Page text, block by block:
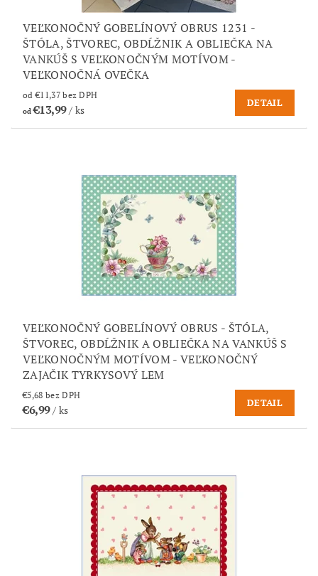
VEĽKONOČNÝ GOBELÍNOVÝ OBRUS 1231 -
ŠTÓLA, ŠTVOREC, OBDĹŽNIK A OBLIEČKA NA
VANKÚŠ S VEĽKONOČNÝM MOTÍVOM -
VEĽKONOČNÁ OVEČKA
od €11,37 bez DPH
od€13,99/ ks
DETAIL
VEĽKONOČNÝ GOBELÍNOVÝ OBRUS - ŠTÓLA,
ŠTVOREC, OBDĹŽNIK A OBLIEČKA NA VANKÚŠ S
VEĽKONOČNÝM MOTÍVOM - VEĽKONOČNÝ
ZAJAČIK TYRKYSOVÝ LEM
€5,68 bez DPH
€6,99/ ks
DETAIL